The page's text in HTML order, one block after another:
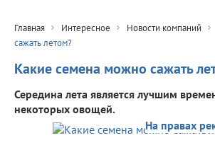
Главная Интересное Новости компаний
сажать летом?
Какие семена можно сажать
Середина лета является лучшим
некоторых овощей.
На правах